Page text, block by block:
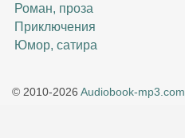
Роман, проза
Приключения
Юмор, сатира
© 2010-2026 Audiobook-mp3.com